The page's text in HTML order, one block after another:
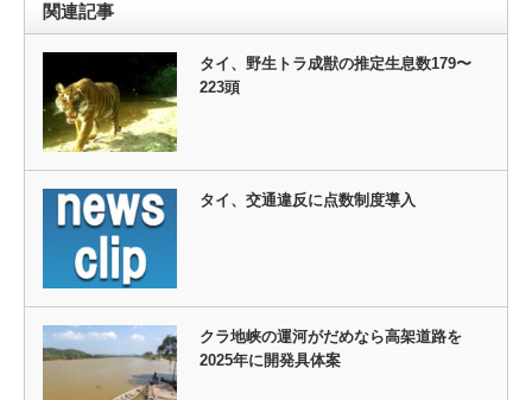
関連記事
タイ、野生トラ成獣の推定生息数179〜
223頭
タイ、交通違反に点数制度導入
クラ地峡の運河がだめなら高架道路を
2025年に開発具体案